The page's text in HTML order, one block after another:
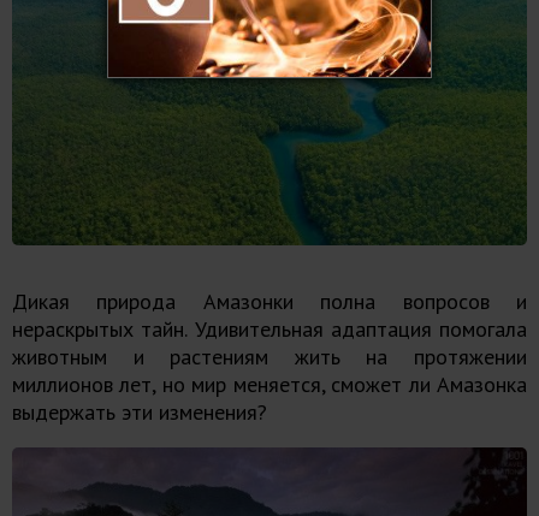
Дикая природа Амазонки полна вопросов и
нераскрытых тайн. Удивительная адаптация помогала
животным и растениям жить на протяжении
миллионов лет, но мир меняется, сможет ли Амазонка
выдержать эти изменения?